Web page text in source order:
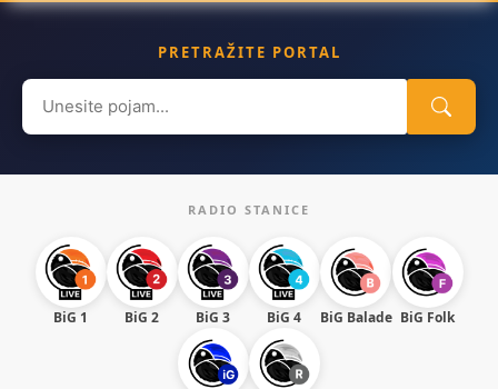
PRETRAŽITE PORTAL
Search
for:
RADIO STANICE
BiG 1 BiG 2 BiG 3 BiG 4 BiG Balade BiG Folk